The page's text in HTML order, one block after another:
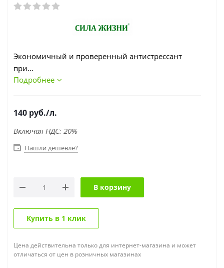
Экономичный и проверенный антистрессант
при...
Подробнее
140 руб./л.
Включая НДС: 20%
Нашли дешевле?
В корзину
Купить в 1 клик
Цена действительна только для интернет-магазина и может
отличаться от цен в розничных магазинах